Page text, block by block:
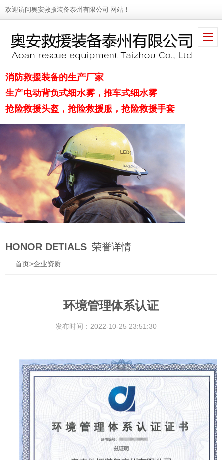
欢迎访问奥安救援装备泰州有限公司 网站！
消防救援装备的生产厂家
生产电动背负式细水雾，推车式细水雾
抢险救援头盔，抢险救援服，抢险救援手套
HONOR DETIALS 荣誉详情
首页>企业资质
环境管理体系认证
发布时间：2022-10-25 23:51:30